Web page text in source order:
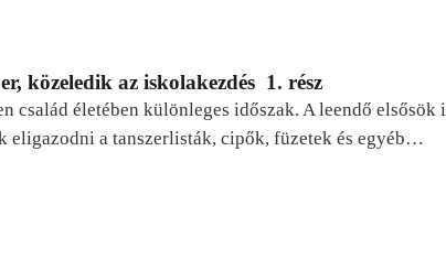
közeledik az iskolakezdés 1. rész
család életében különleges időszak. A leendő
eligazodni a tanszerlisták, cipők, füzetek és egyéb…